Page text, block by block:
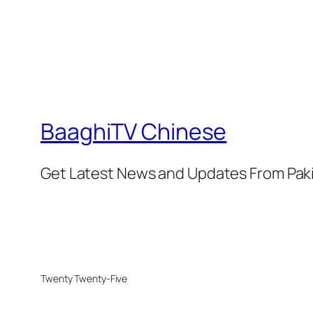
BaaghiTV Chinese
Get Latest News and Updates From
Twenty Twenty-Five